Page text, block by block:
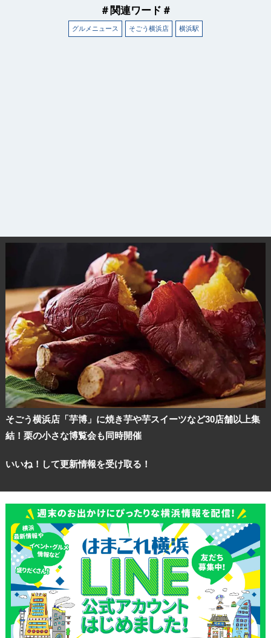
＃関連ワード＃
グルメニュース そごう横浜店 横浜駅
そごう横浜店「芋博」に焼き芋や芋スイーツなど30店舗以上集
結！栗の小さな博覧会も同時開催
いいね！して更新情報を受け取る！